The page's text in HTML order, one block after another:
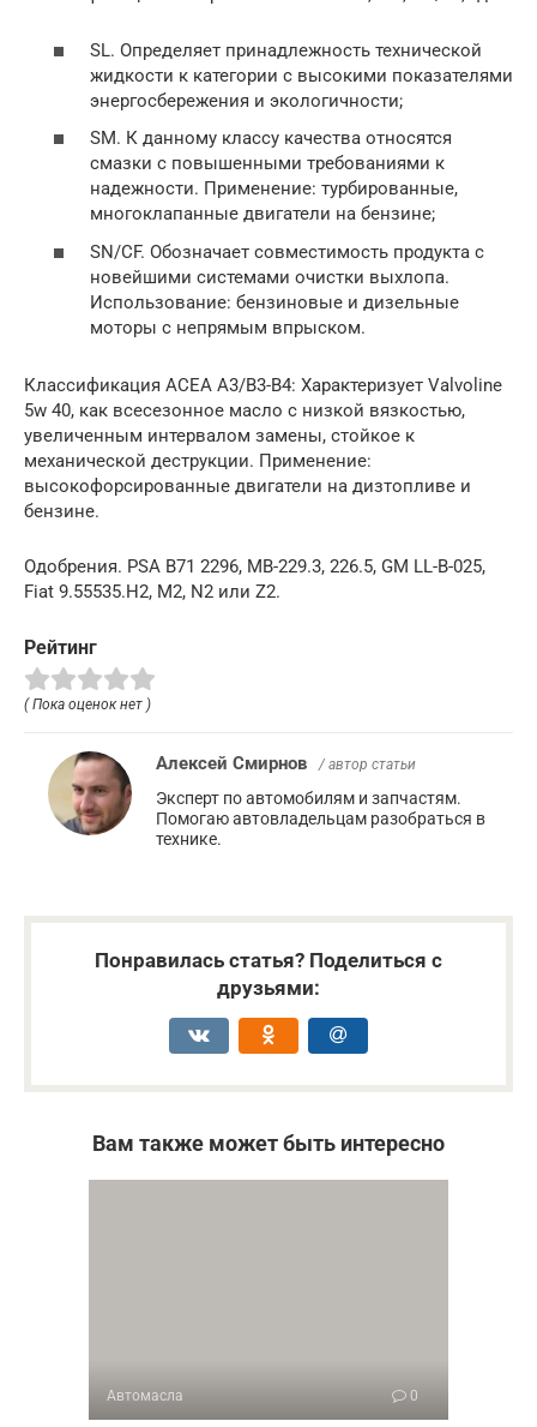
SL. Определяет принадлежность технической
жидкости к категории с высокими показателями
энергосбережения и экологичности;
SM. К данному классу качества относятся
смазки с повышенными требованиями к
надежности. Применение: турбированные,
многоклапанные двигатели на бензине;
SN/CF. Обозначает совместимость продукта с
новейшими системами очистки выхлопа.
Использование: бензиновые и дизельные
моторы с непрямым впрыском.
Классификация ACEA A3/B3-B4: Характеризует Valvoline
5w 40, как всесезонное масло с низкой вязкостью,
увеличенным интервалом замены, стойкое к
механической деструкции. Применение:
высокофорсированные двигатели на дизтопливе и
бензине.
Одобрения. PSA B71 2296, MB-229.3, 226.5, GM LL-B-025,
Fiat 9.55535.H2, M2, N2 или Z2.
Рейтинг
( Пока оценок нет )
Алексей Смирнов / автор статьи
Эксперт по автомобилям и запчастям.
Помогаю автовладельцам разобраться в
технике.
Понравилась статья? Поделиться с
друзьями:
Вам также может быть интересно
Автомасла 0